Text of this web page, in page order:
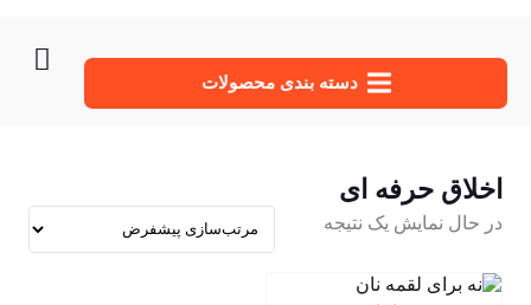
دسته‌ بندی محصولات
اخلاق حرفه ای
در حال نمایش یک نتیجه